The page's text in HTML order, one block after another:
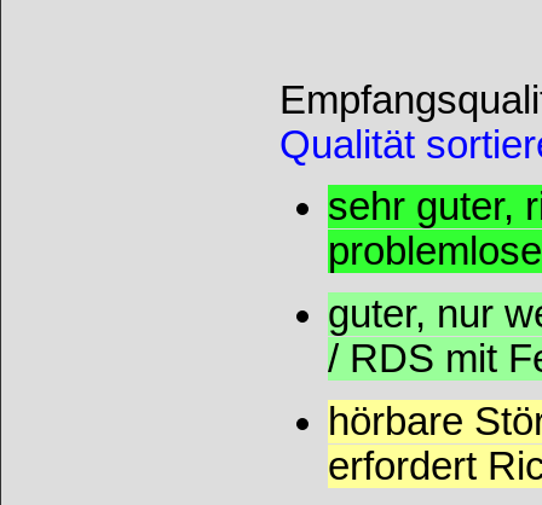
Qualität
sehr guter,
guter, nur
/ RDS mit
hörbare
erfordert